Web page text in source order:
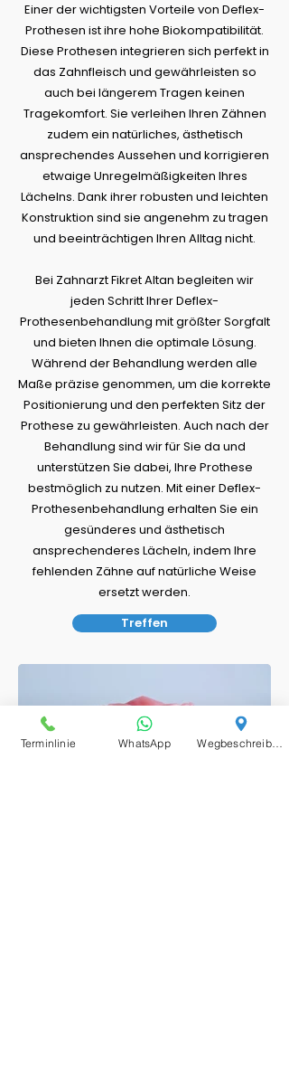
Einer der wichtigsten Vorteile von Deflex-
Prothesen ist ihre hohe Biokompatibilität.
Diese Prothesen integrieren sich perfekt in
das Zahnfleisch und gewährleisten so
auch bei längerem Tragen keinen
Tragekomfort. Sie verleihen Ihren Zähnen
zudem ein natürliches, ästhetisch
ansprechendes Aussehen und korrigieren
etwaige Unregelmäßigkeiten Ihres
Lächelns. Dank ihrer robusten und leichten
Konstruktion sind sie angenehm zu tragen
und beeinträchtigen Ihren Alltag nicht.
Bei Zahnarzt Fikret Altan begleiten wir
jeden Schritt Ihrer Deflex-
Prothesenbehandlung mit größter Sorgfalt
und bieten Ihnen die optimale Lösung.
Während der Behandlung werden alle
Maße präzise genommen, um die korrekte
Positionierung und den perfekten Sitz der
Prothese zu gewährleisten. Auch nach der
Behandlung sind wir für Sie da und
unterstützen Sie dabei, Ihre Prothese
bestmöglich zu nutzen. Mit einer Deflex-
Prothesenbehandlung erhalten Sie ein
gesünderes und ästhetisch
ansprechenderes Lächeln, indem Ihre
fehlenden Zähne auf natürliche Weise
ersetzt werden.
Treffen
Terminlinie WhatsApp Wegbeschreibung